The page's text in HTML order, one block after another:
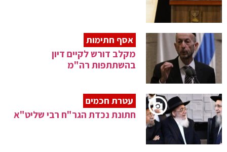
אסף חתימות
מקלב דורש לקיים דיון
בהשתתפות רה"מ
עטרת חכמים
חתונת נכדת הגר"ח רבי שליט"א